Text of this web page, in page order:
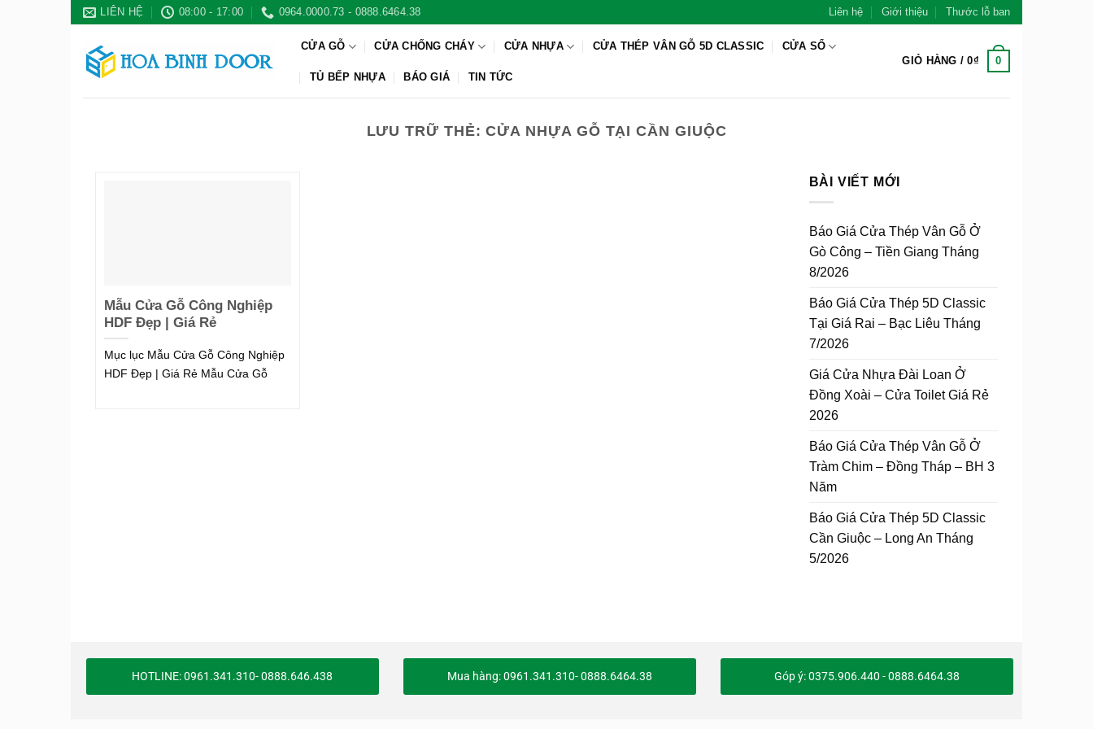
Bỏ
dung
LIÊN HỆ 08:00 - 17:00 0964.0000.73 - 0888.6464.38 Liên hệ Giới thiệu Thước lỗ ban
CỬA GỖ CỬA CHỐNG CHÁY CỬA NHỰA CỬA THÉP VÂN GỖ 5D CLASSIC CỬA SỔ
TỦ BẾP NHỰA BÁO GIÁ TIN TỨC
GIỎ HÀNG /0₫ 0
LƯU TRỮ THẺ:CỬA NHỰA GỖ TẠI CẦN GIUỘC
Mẫu Cửa Gỗ Công Nghiệp
HDF Đẹp | Giá Rẻ
Mục lục Mẫu Cửa Gỗ Công Nghiệp
HDF Đẹp | Giá Rẻ Mẫu Cửa Gỗ
BÀI VIẾT MỚI
Báo Giá Cửa Thép Vân Gỗ Ở
Gò Công – Tiền Giang Tháng
8/2026
Báo Giá Cửa Thép 5D Classic
Tại Giá Rai – Bạc Liêu Tháng
7/2026
Giá Cửa Nhựa Đài Loan Ở
Đồng Xoài – Cửa Toilet Giá Rẻ
2026
Báo Giá Cửa Thép Vân Gỗ Ở
Tràm Chim – Đồng Tháp – BH 3
Năm
Báo Giá Cửa Thép 5D Classic
Cần Giuộc – Long An Tháng
5/2026
HOTLINE: 0961.341.310- 0888.646.438 Mua hàng: 0961.341.310- 0888.6464.38 Góp ý: 0375.906.440 - 0888.6464.38